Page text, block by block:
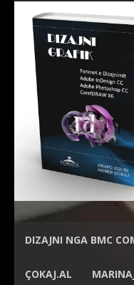
DIZAJNI NGA BMC
ÇOKAJ.AL